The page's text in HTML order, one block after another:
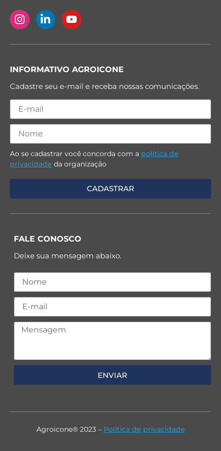
INFORMATIVO AGROICONE
Cadastre seu e-mail e receba nossas comunicações.
Ao se cadastrar você concorda com a política de
privacidade da organização
FALE CONOSCO
Deixe sua mensagem abaixo.
ENVIAR
Agroicone® 2023 – Política de privacidade